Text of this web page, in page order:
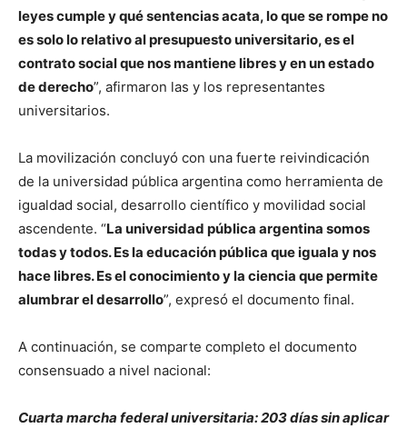
leyes cumple y qué sentencias acata, lo que se rompe no
es solo lo relativo al presupuesto universitario, es el
contrato social que nos mantiene libres y en un estado
de derecho”, afirmaron las y los representantes
universitarios.
La movilización concluyó con una fuerte reivindicación
de la universidad pública argentina como herramienta de
igualdad social, desarrollo científico y movilidad social
ascendente. “La universidad pública argentina somos
todas y todos. Es la educación pública que iguala y nos
hace libres. Es el conocimiento y la ciencia que permite
alumbrar el desarrollo”, expresó el documento final.
A continuación, se comparte completo el documento
consensuado a nivel nacional:
Cuarta marcha federal universitaria: 203 días sin aplicar